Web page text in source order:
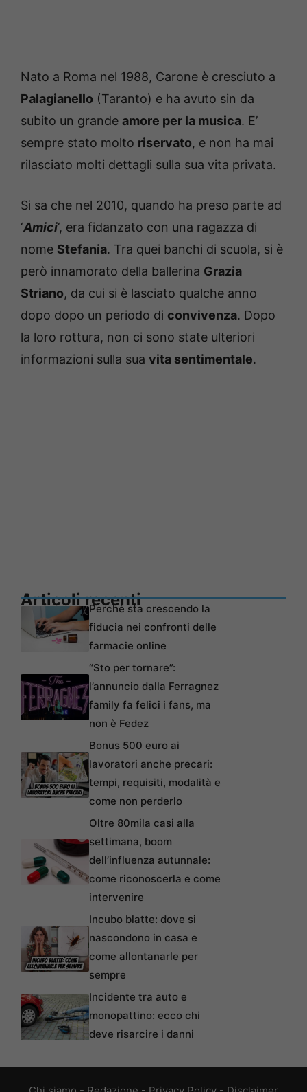
Nato a Roma nel 1988, Carone è cresciuto a
Palagianello (Taranto) e ha avuto sin da
subito un grande amore per la musica. E’
sempre stato molto riservato, e non ha mai
rilasciato molti dettagli sulla sua vita privata.
Si sa che nel 2010, quando ha preso parte ad
‘Amici‘, era fidanzato con una ragazza di
nome Stefania. Tra quei banchi di scuola, si è
però innamorato della ballerina Grazia
Striano, da cui si è lasciato qualche anno
dopo dopo un periodo di convivenza. Dopo
la loro rottura, non ci sono state ulteriori
informazioni sulla sua vita sentimentale.
Articoli recentiPerché sta crescendo la
fiducia nei confronti delle
farmacie online
“Sto per tornare”:
l’annuncio dalla Ferragnez
family fa felici i fans, ma
non è Fedez
Bonus 500 euro ai
lavoratori anche precari:
tempi, requisiti, modalità e
come non perderlo
Oltre 80mila casi alla
settimana, boom
dell’influenza autunnale:
come riconoscerla e come
intervenire
Incubo blatte: dove si
nascondono in casa e
come allontanarle per
sempre
Incidente tra auto e
monopattino: ecco chi
deve risarcire i danni